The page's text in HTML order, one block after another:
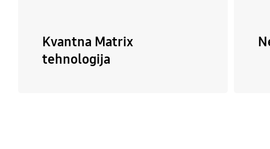
Kvantna Matrix
tehnologija